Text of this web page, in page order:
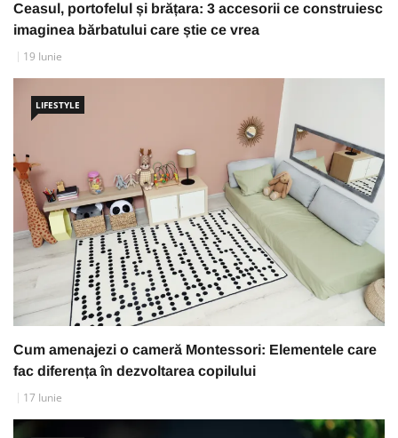
Ceasul, portofelul și brățara: 3 accesorii ce construiesc
imaginea bărbatului care știe ce vrea
19 Iunie
LIFESTYLE
Cum amenajezi o cameră Montessori: Elementele care
fac diferența în dezvoltarea copilului
17 Iunie